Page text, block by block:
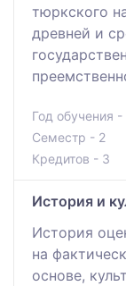
тюркского
древней и
Год обучения -
Семестр - 2
Кредитов - 3
История и
История
на
основе,